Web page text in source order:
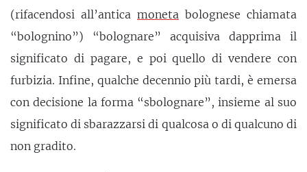
(rifacendosi all’antica moneta bolognese chiamata
“bolognino”) “bolognare” acquisiva dapprima il
significato di pagare, e poi quello di vendere con
furbizia. Infine, qualche decennio più tardi, è emersa
con decisione la forma “sbolognare”, insieme al suo
significato di sbarazzarsi di qualcosa o di qualcuno di
non gradito.